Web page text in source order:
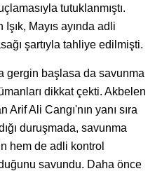
tutuklanmıştı.
Mayıs ayında adli
şartıyla tahliye edilmişti.
gergin başlasa da savunma
dikkat çekti. Akbelen
Ali Cangı'nın yanı sıra
duruşmada, savunma
hem de adli kontrol
savundu. Daha önce